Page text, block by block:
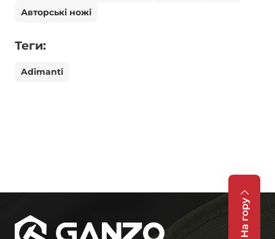
Авторські ножі
Теги:
Adimanti
На гору